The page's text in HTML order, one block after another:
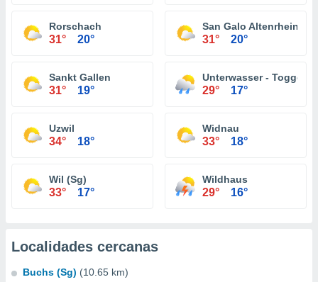
Rorschach
31° 20°
San Galo Altenrhein
31° 20°
Sankt Gallen
31° 19°
Unterwasser -
29° 17°
Uzwil
34° 18°
Widnau
33° 18°
Wil (Sg)
33° 17°
Wildhaus
29° 16°
Localidades cercanas
Buchs (Sg) (10.65 km)